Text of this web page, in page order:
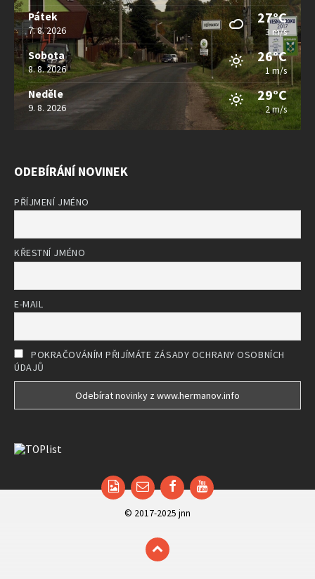
Pátek
7. 8. 2026
27°C
3 m/s
Sobota
8. 8. 2026
26°C
1 m/s
Neděle
9. 8. 2026
29°C
2 m/s
ODEBÍRÁNÍ NOVINEK
PŘÍJMENÍ JMÉNO
KŘESTNÍ JMÉNO
E-MAIL
POKRAČOVÁNÍM PŘIJÍMÁTE ZÁSADY OCHRANY OSOBNÍCH
ÚDAJŮ
EmailFacebookYouTube
© 2017-2025 jnn